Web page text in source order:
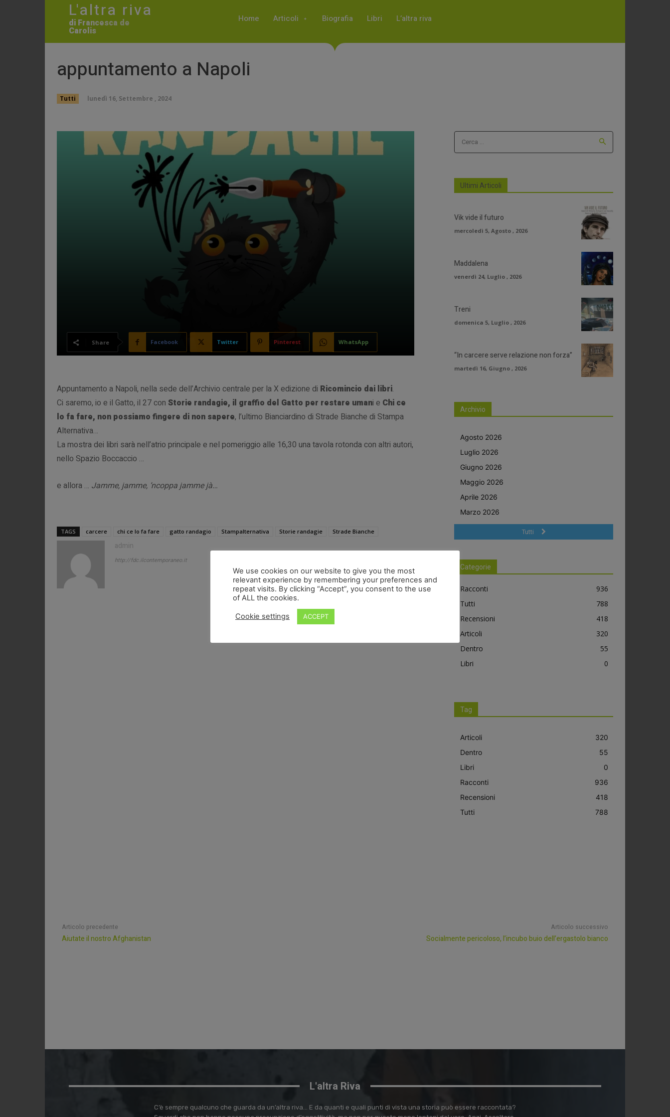
L'altra riva
di Francesca de
Carolis
Home Articoli Biografia Libri L’altra riva
appuntamento a Napoli
Tutti lunedì 16, Settembre , 2024
Share Facebook Twitter Pinterest WhatsApp
Appuntamento a Napoli, nella sede dell’Archivio centrale per la X edizione di Ricomincio dai libri.
Ci saremo, io e il Gatto, il 27 con Storie randagie, il graffio del Gatto per restare umani e Chi ce
lo fa fare, non possiamo fingere di non sapere, l’ultimo Bianciardino di Strade Bianche di Stampa
Alternativa…
La mostra dei libri sarà nell’atrio principale e nel pomeriggio alle 16,30 una tavola rotonda con altri autori,
nello Spazio Boccaccio …
e allora … Jamme, jamme, ‘ncoppa jamme jà…
TAGS carcere chi ce lo fa fare gatto randagio Stampalternativa Storie randagie Strade Bianche
admin
http://fdc.ilcontemporaneo.it
Cerca ...
Ultimi Articoli
Vik vide il futuro
mercoledì 5, Agosto , 2026
Maddalena
venerdì 24, Luglio , 2026
Treni
domenica 5, Luglio , 2026
“In carcere serve relazione non forza”
martedì 16, Giugno , 2026
Archivio
Agosto 2026
Luglio 2026
Giugno 2026
Maggio 2026
Aprile 2026
Marzo 2026
Tutti
Categorie
Racconti
936
Tutti
788
Recensioni
418
Articoli
320
Dentro
55
Libri
0
Tag
Articoli
320
Dentro
55
Libri
0
Racconti
936
Recensioni
418
Tutti
788
Articolo precedente
Aiutate il nostro Afghanistan
Articolo successivo
Socialmente pericoloso, l’incubo buio dell’ergastolo bianco
L'altra Riva
C’è sempre qualcuno che guarda da un’altra riva… E da quanti e quali punti di vista una storia può essere raccontata?
We use cookies on our website to give you the most
relevant experience by remembering your preferences and
repeat visits. By clicking “Accept”, you consent to the use
of ALL the cookies.
Cookie settings ACCEPT